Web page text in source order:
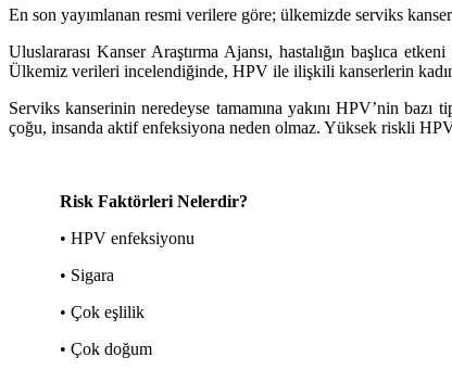
En son yayımlanan resmi verilere göre; ülkemizde serviks
Uluslararası Kanser Araştırma Ajansı, hastalığın başlıca
Ülkemiz verileri incelendiğinde, HPV ile ilişkili kanserlerin
Serviks kanserinin neredeyse tamamına yakını HPV’nin
çoğu, insanda aktif enfeksiyona neden olmaz. Yüksek riskli
Risk Faktörleri Nelerdir?
• HPV enfeksiyonu
• Sigara
• Çok eşlilik
• Çok doğum